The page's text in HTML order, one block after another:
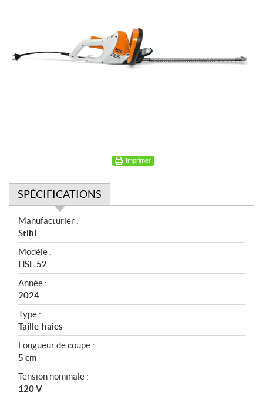
Imprimer
SPÉCIFICATIONS
S
p
é
c
i
f
i
c
a
t
i
o
n
s
Manufacturier :
Stihl
Modèle :
HSE 52
Année :
2024
Type :
Taille-haies
Longueur de coupe :
5 cm
Tension nominale :
120 V